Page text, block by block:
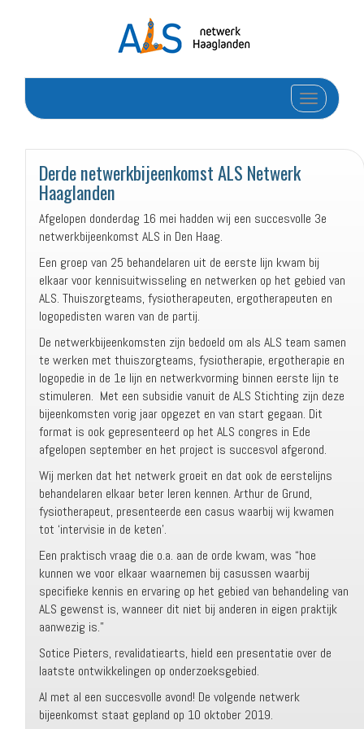
Toggle
Derde netwerkbijeenkomst ALS Netwerk
Haaglanden
Afgelopen donderdag 16 mei hadden wij een succesvolle 3e
netwerkbijeenkomst ALS in Den Haag.
Een groep van 25 behandelaren uit de eerste lijn kwam bij
elkaar voor kennisuitwisseling en netwerken op het gebied van
ALS. Thuiszorgteams, fysiotherapeuten, ergotherapeuten en
logopedisten waren van de partij.
De netwerkbijeenkomsten zijn bedoeld om als ALS team samen
te werken met thuiszorgteams, fysiotherapie, ergotherapie en
logopedie in de 1e lijn en netwerkvorming binnen eerste lijn te
stimuleren. Met een subsidie vanuit de ALS Stichting zijn deze
bijeenkomsten vorig jaar opgezet en van start gegaan. Dit
format is ook gepresenteerd op het ALS congres in Ede
afgelopen september en het project is succesvol afgerond.
Wij merken dat het netwerk groeit en dat ook de eerstelijns
behandelaren elkaar beter leren kennen. Arthur de Grund,
fysiotherapeut, presenteerde een casus waarbij wij kwamen
tot ‘intervisie in de keten’.
Een praktisch vraag die o.a. aan de orde kwam, was “hoe
kunnen we voor elkaar waarnemen bij casussen waarbij
specifieke kennis en ervaring op het gebied van behandeling van
ALS gewenst is, wanneer dit niet bij anderen in eigen praktijk
aanwezig is.”
Sotice Pieters, revalidatiearts, hield een presentatie over de
laatste ontwikkelingen op onderzoeksgebied.
Al met al een succesvolle avond! De volgende netwerk
bijeenkomst staat gepland op 10 oktober 2019.